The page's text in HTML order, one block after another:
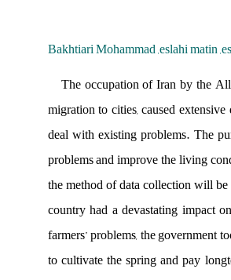
Bakhtiari Mohammad ,eslahi matin
The occupation of Iran by the
migration to cities, caused
deal with existing problems. The
problems and improve the living
the method of data collection will
country had a devastating impact
farmers’ problems, the government
to cultivate the spring and pay